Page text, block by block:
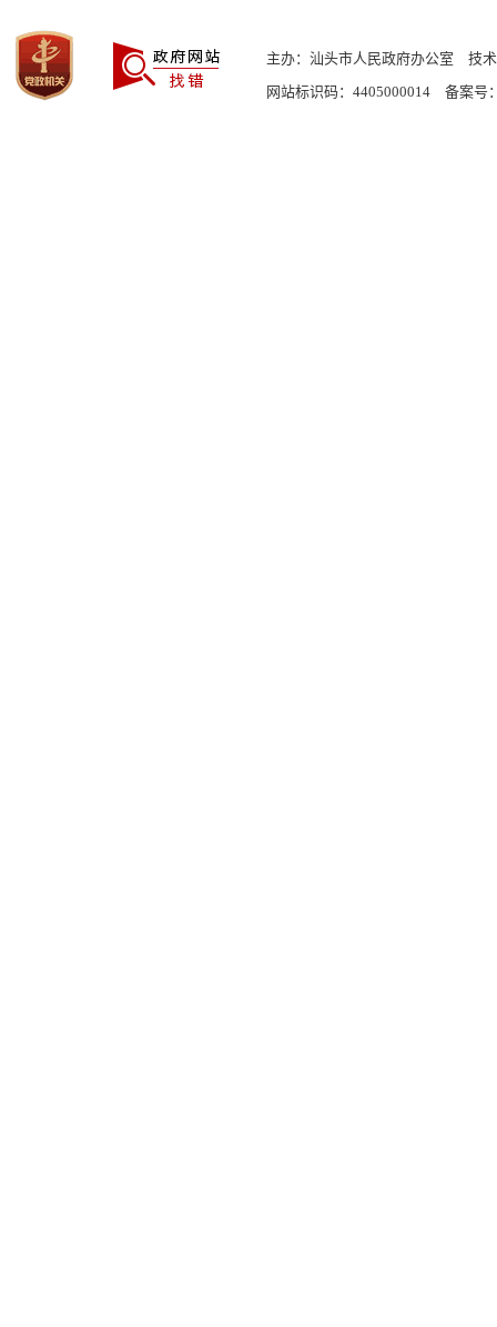
主办：汕头市人民政府办公室
技
网站标识码：4405000014
备案号